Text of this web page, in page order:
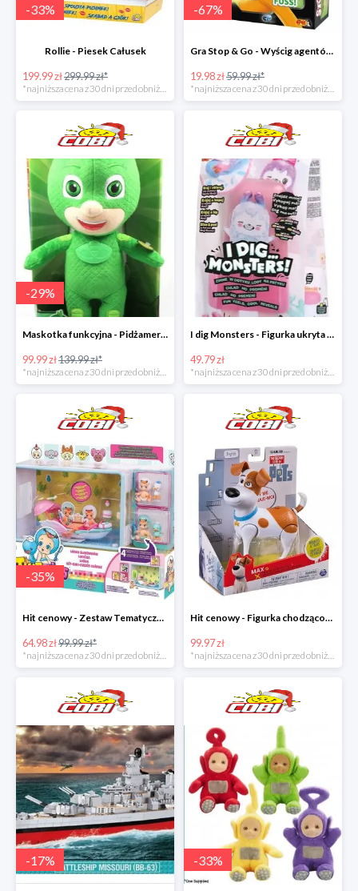
-33%
Rollie - Piesek Całusek
199.99 zł299.99 zł*
-67%
Gra Stop & Go - Wyścig agentów w super cenie
19.98 zł59.99 zł*
-29%
Maskotka funkcyjna - Pidżamersi w super cenie
99.99 zł139.99 zł*
I dig Monsters - Figurka ukryta w lodach w super cenie
49.79 zł
-35%
Hit cenowy - Zestaw Tematyczny Twozies
64.98 zł99.99 zł*
*najniższa cena z 30 dni przed obniżką
Hit cenowy - Figurka chodząco-mówiąca Secret Life of Pets
99.97 zł
*najniższa cena z 30 dni przed obniżką
-17% -33%